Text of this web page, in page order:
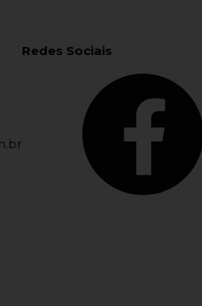
Redes Sociais